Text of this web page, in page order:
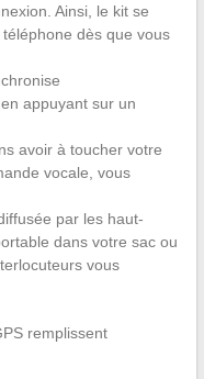
Ainsi, le kit se
dès que vous
appuyant sur un
avoir à toucher votre
vocale, vous
par les haut-
dans votre sac ou
vous
remplissent